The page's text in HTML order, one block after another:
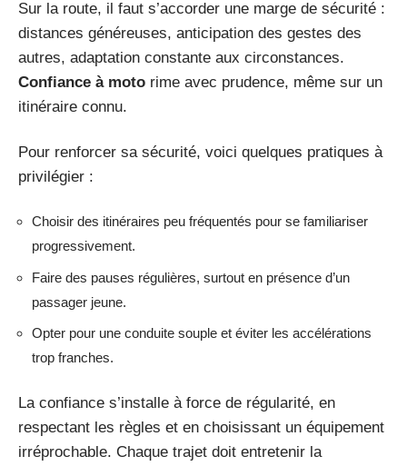
Sur la route, il faut s’accorder une marge de sécurité :
distances généreuses, anticipation des gestes des
autres, adaptation constante aux circonstances.
Confiance à moto rime avec prudence, même sur un
itinéraire connu.
Pour renforcer sa sécurité, voici quelques pratiques à
privilégier :
Choisir des itinéraires peu fréquentés pour se familiariser
progressivement.
Faire des pauses régulières, surtout en présence d’un
passager jeune.
Opter pour une conduite souple et éviter les accélérations
trop franches.
La confiance s’installe à force de régularité, en
respectant les règles et en choisissant un équipement
irréprochable. Chaque trajet doit entretenir la